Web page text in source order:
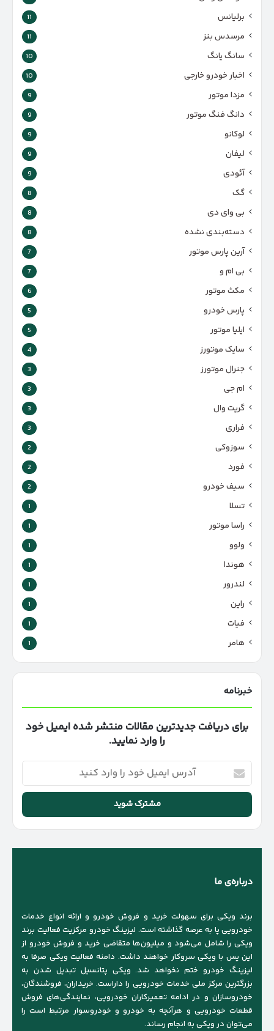
برلیانس 11
مرسدس بنز 11
سانگ یانگ 10
اخبار خودرو خارجی 10
مزدا موتور 9
دانگ فنگ موتور 9
لوکانو 9
لیفان 9
آئودی 9
گک 8
بی وای دی 8
دسته‌بندی نشده 8
آرین پارس موتور 7
بی ام و 7
مکث موتور 6
پارس‌ خودرو 5
ایلیا موتور 5
سایک موتورز 4
جنرال موتورز 3
ام جی 3
گریت وال 3
فراری 3
سوزوکی 2
فورد 2
سیف خودرو 2
تسلا 1
راسا موتور 1
ولوو 1
هوندا 1
لندرور 1
راین 1
فیات 1
هامر 1
خبرنامه
برای دریافت جدیدترین مقالات منتشر شده ایمیل خود
را وارد نمایید.
آدرس
ایمیل
خود
وارد
کنید
درباره‌ی ما
برند ویکی برای سهولت خرید و فروش خودرو و ارائه انواع خدمات
خودرویی پا به عرصه گذاشته است. لیزینگ خودرو مرکزیت فعالیت برند
ویکی را شامل می‌شود و میلیون‌ها متقاضی خرید و فروش خودرو از
این پس با ویکی سروکار خواهند داشت. دامنه فعالیت ویکی صرفا به
لیزینگ خودرو ختم نخواهد شد. ویکی پتانسیل تبدیل شدن به
بزرگترین مرکز ملی خدمات خودرویی را داراست. خریداران، فروشندگان،
خودروسازان و در ادامه تعمیرکاران خودرویی، نمایندگی‌های فروش
قطعات خودرویی و هرآنچه به خودرو و خودروسوار مرتبط است را
می‌توان در ویکی به انجام رساند.